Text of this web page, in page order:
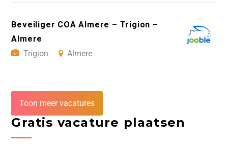
Beveiliger COA Almere – Trigion –
Almere
Trigion
Almere
Toon meer vacatures
Gratis vacature plaatsen